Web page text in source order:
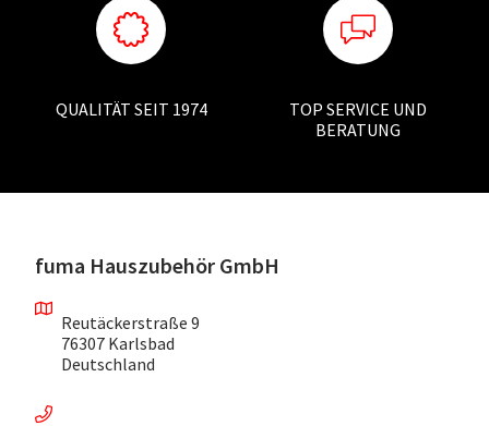
QUALITÄT SEIT 1974
TOP SERVICE UND
BERATUNG
fuma Hauszubehör GmbH
Reutäckerstraße 9
76307 Karlsbad
Deutschland